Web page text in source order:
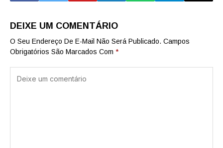
DEIXE UM COMENTÁRIO
O Seu Endereço De E-Mail Não Será Publicado. Campos
Obrigatórios São Marcados Com *